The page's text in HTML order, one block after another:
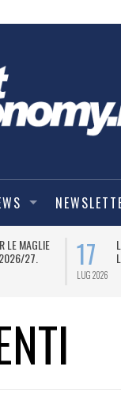
LE MAGLIE
27.
17
LUG 2026